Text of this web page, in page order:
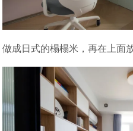
做成日式的榻榻米，再在上面